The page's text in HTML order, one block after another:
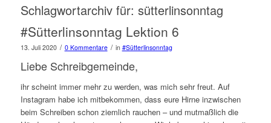
Schlagwortarchiv für: sütterlinsonntag
#Sütterlinsonntag Lektion 6
13. Juli 2020 / 0 Kommentare / in #Sütterlinsonntag
Liebe Schreibgemeinde,
ihr scheint immer mehr zu werden, was mich sehr freut. Auf
Instagram habe ich mitbekommen, dass eure Hirne inzwischen
beim Schreiben schon ziemlich rauchen – und mutmaßlich die